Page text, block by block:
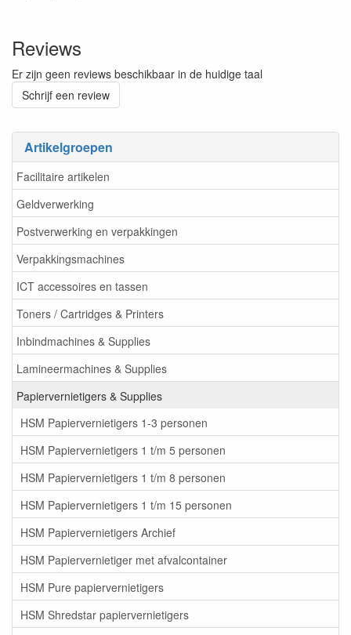
Artikelgroepen
Facilitaire artikelen
Geldverwerking
Postverwerking en verpakkingen
Verpakkingsmachines
ICT accessoires en tassen
Toners / Cartridges & Printers
Inbindmachines & Supplies
Lamineermachines & Supplies
Papiervernietigers & Supplies
HSM Papiervernietigers 1-3 personen
HSM Papiervernietigers 1 t/m 5 personen
HSM Papiervernietigers 1 t/m 8 personen
HSM Papiervernietigers 1 t/m 15 personen
HSM Papiervernietigers Archief
HSM Papiervernietiger met afvalcontainer
HSM Pure papiervernietigers
HSM Shredstar papiervernietigers
Reviews
Er zijn geen reviews beschikbaar in de huidige taal
Schrijf een review